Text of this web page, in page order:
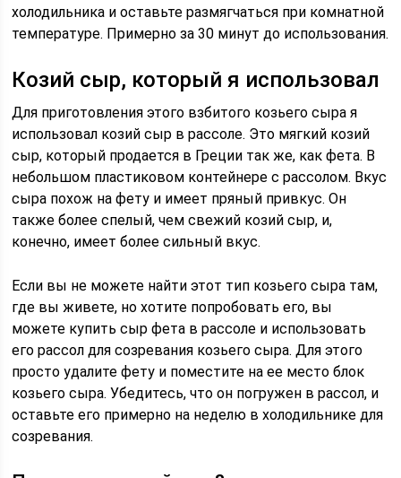
холодильника и оставьте размягчаться при комнатной
температуре. Примерно за 30 минут до использования.
Козий сыр, который я использовал
Для приготовления этого взбитого козьего сыра я
использовал козий сыр в рассоле. Это мягкий козий
сыр, который продается в Греции так же, как фета. В
небольшом пластиковом контейнере с рассолом. Вкус
сыра похож на фету и имеет пряный привкус. Он
также более спелый, чем свежий козий сыр, и,
конечно, имеет более сильный вкус.
Если вы не можете найти этот тип козьего сыра там,
где вы живете, но хотите попробовать его, вы
можете купить сыр фета в рассоле и использовать
его рассол для созревания козьего сыра. Для этого
просто удалите фету и поместите на ее место блок
козьего сыра. Убедитесь, что он погружен в рассол, и
оставьте его примерно на неделю в холодильнике для
созревания.